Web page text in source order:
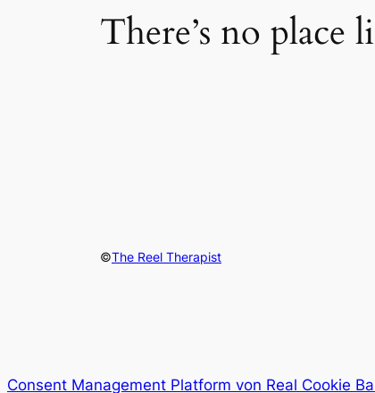
There’s no place
©The Reel Therapist
Consent Management Platform von Real Cookie